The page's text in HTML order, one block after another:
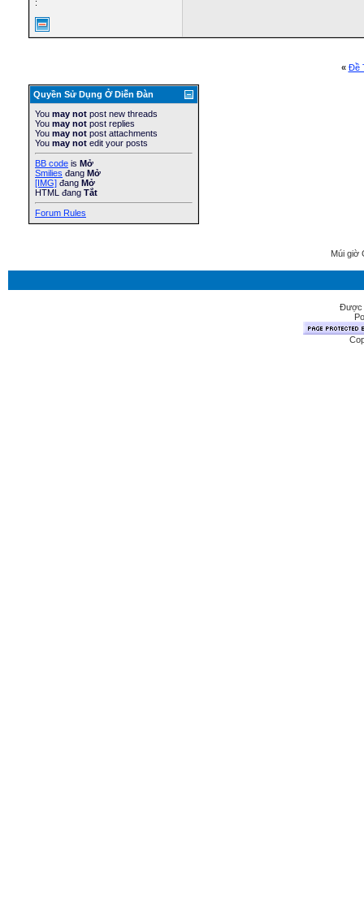
:
« Ðề
Quyền Sử Dụng Ở Diễn Ðàn
You may not post new threads
You may not post replies
You may not post attachments
You may not edit your posts
BB code is Mở
Smilies đang Mở
[IMG] đang Mở
HTML đang Tắt
Forum Rules
Múi giờ
Được